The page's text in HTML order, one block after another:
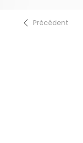
Précédent